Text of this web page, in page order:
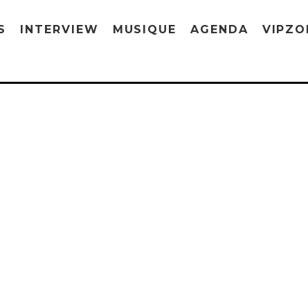
INTERVIEW MUSIQUE AGENDA